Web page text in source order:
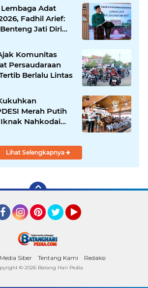
Adat
Fadhil Arief:
Jati Diri
Komunitas
Persaudaraan
Berlalu Lintas
Merah Putih
Nahkodai
Lihat Selengkapnya
Siber Tentang Kami Redaksi
© 2026 Batang Hari Pedia